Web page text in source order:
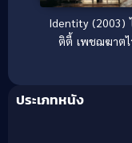
Identity (2003)
ติตี้ เพชฌฆาตไ
ประเภทหนัง